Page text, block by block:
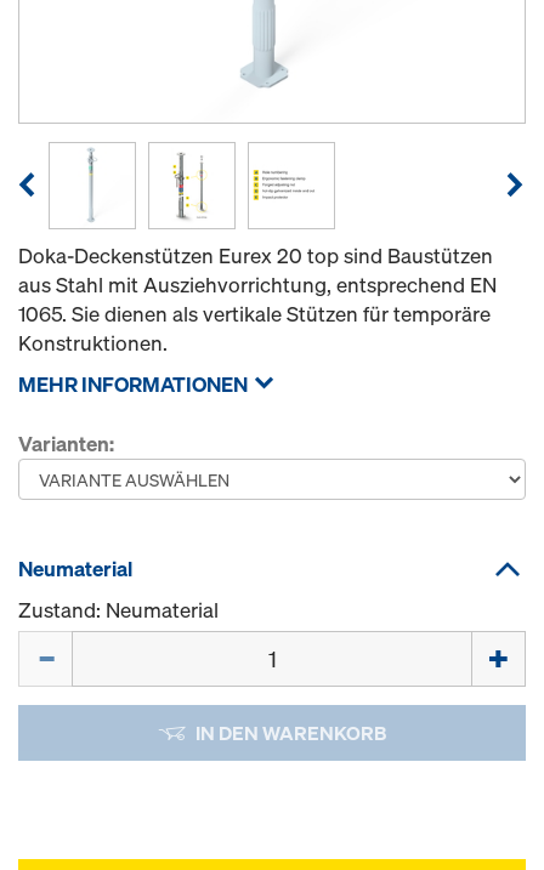
Doka-Deckenstützen Eurex 20 top sind Baustützen
aus Stahl mit Ausziehvorrichtung, entsprechend EN
1065. Sie dienen als vertikale Stützen für temporäre
Konstruktionen.
MEHR INFORMATIONEN
Varianten:
Neumaterial
Zustand: Neumaterial
IN DEN WARENKORB